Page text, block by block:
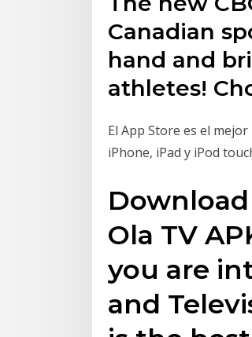
Canadian
hand and
athletes!
El App Store es el
iPhone, iPad y iPod
Ola TV
you are
and